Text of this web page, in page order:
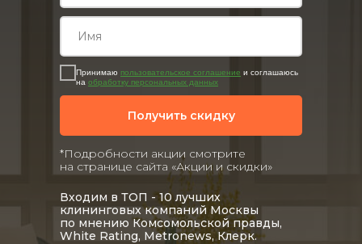
Входим в ТОП - 10 лучших
клининговых компаний Москвы
по мнению Комсомольской правды,
White Rating, Metronews, Клерк.
Принимаю пользовательское соглашение и соглашаюсь
на обработку персональных данных
Получить скидку
*Подробности акции смотрите
на странице сайта «Акции и скидки»